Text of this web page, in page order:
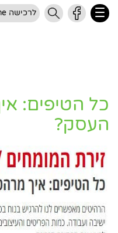
לרכישה Online
כל הטיפים:
העסק?